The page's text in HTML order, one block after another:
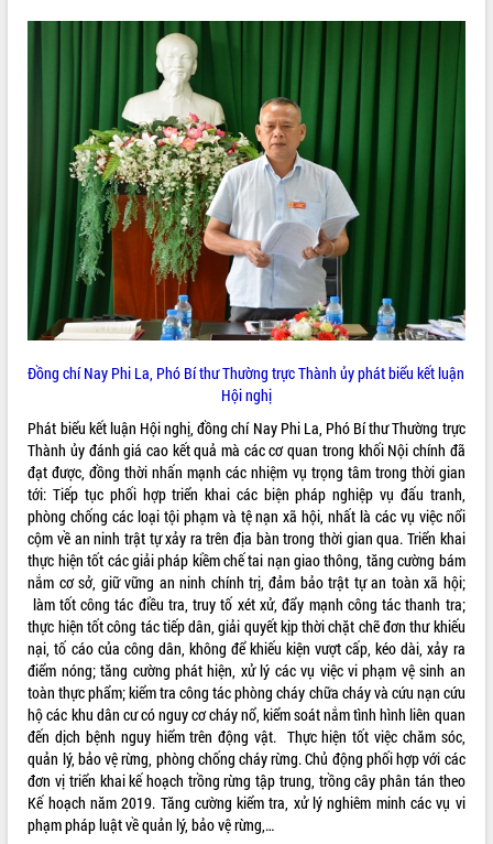
THỐNG KÊ TRUY CẬP
Hôm nay:
19178
Tất cả:
66104846
Đồng chí Nay Phi La, Phó Bí thư Thường trực Thành ủy phát biểu kết luận
Hội nghị
Phát biểu kết luận Hội nghị, đồng chí Nay Phi La, Phó Bí thư Thường trực
Thành ủy đánh giá cao kết quả mà các cơ quan trong khối Nội chính đã
đạt được, đồng thời nhấn mạnh các nhiệm vụ trọng tâm trong thời gian
tới: Tiếp tục phối hợp triển khai các biện pháp nghiệp vụ đấu tranh,
phòng chống các loại tội phạm và tệ nạn xã hội, nhất là các vụ việc nổi
cộm về an ninh trật tự xảy ra trên địa bàn trong thời gian qua. Triển khai
thực hiện tốt các giải pháp kiềm chế tai nạn giao thông, tăng cường bám
nắm cơ sở, giữ vững an ninh chính trị, đảm bảo trật tự an toàn xã hội;
làm tốt công tác điều tra, truy tố xét xử, đẩy mạnh công tác thanh tra;
thực hiện tốt công tác tiếp dân, giải quyết kịp thời chặt chẽ đơn thư khiếu
nại, tố cáo của công dân, không để khiếu kiện vượt cấp, kéo dài, xảy ra
điểm nóng; tăng cường phát hiện, xử lý các vụ việc vi phạm vệ sinh an
toàn thực phẩm; kiểm tra công tác phòng cháy chữa cháy và cứu nạn cứu
hộ các khu dân cư có nguy cơ cháy nổ, kiểm soát nắm tình hình liên quan
đến dịch bệnh nguy hiểm trên động vật. Thực hiện tốt việc chăm sóc,
quản lý, bảo vệ rừng, phòng chống cháy rừng. Chủ động phối hợp với các
đơn vị triển khai kế hoạch trồng rừng tập trung, trồng cây phân tán theo
Kế hoạch năm 2019. Tăng cường kiểm tra, xử lý nghiêm minh các vụ vi
phạm pháp luật về quản lý, bảo vệ rừng,…